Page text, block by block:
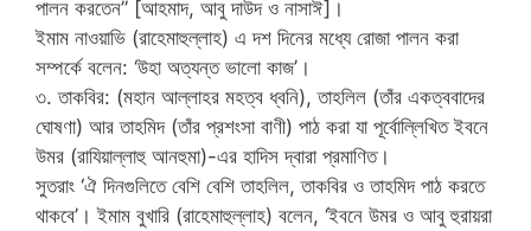
পালন করতেন” [আহমাদ, আবু দাউদ ও নাসাঈ]।
ইমাম নাওয়াভি (রাহেমাহুল্লাহ) এ দশ দিনের মধ্যে রোজা পালন করা
সম্পর্কে বলেন: ‘উহা অত্যন্ত ভালো কাজ’।
৩. তাকবির: (মহান আল্লাহর মহত্ব ধ্বনি), তাহলিল (তাঁর একত্ববাদের
ঘোষণা) আর তাহমিদ (তাঁর প্রশংসা বাণী) পাঠ করা যা পূর্বোল্লিখিত ইবনে
উমর (রাযিয়াল্লাহু আনহুমা)-এর হাদিস দ্বারা প্রমাণিত।
সুতরাং ‘ঐ দিনগুলিতে বেশি বেশি তাহলিল, তাকবির ও তাহমিদ পাঠ করতে
থাকবে’। ইমাম বুখারি (রাহেমাহুল্লাহ) বলেন, ‘ইবনে উমর ও আবু হুরায়রা